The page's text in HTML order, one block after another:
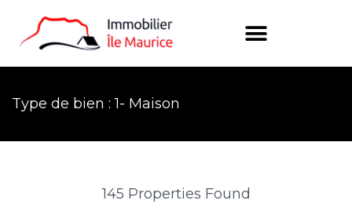
Type de bien : 1- Maison
145 Properties Found